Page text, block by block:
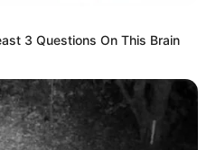
3 Questions On This Brain